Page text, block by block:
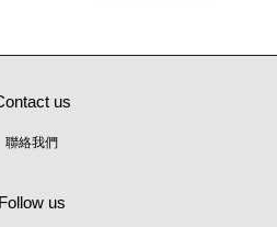
us
聯絡我們
Follow us